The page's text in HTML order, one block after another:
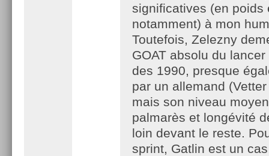
significatives (en poids
notamment) à mon
Toutefois, Zelezny
GOAT absolu du
des 1990, presque
par un allemand
mais son niveau
palmarès et longévité
loin devant le reste.
sprint, Gatlin est un